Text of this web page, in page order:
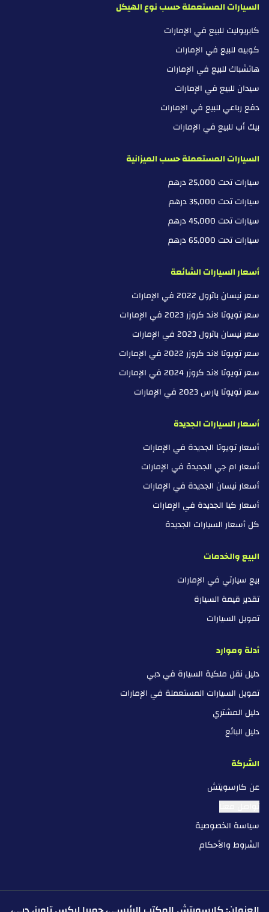
السيارات المستعملة حسب نوع الهيكل
كابريوليت للبيع في الإمارات
كوبيه للبيع في الإمارات
هاتشباك للبيع في الإمارات
سيدان للبيع في الإمارات
دفع رباعي للبيع في الإمارات
بيك أب للبيع في الإمارات
السيارات المستعملة حسب الميزانية
سيارات تحت 25,000 درهم
سيارات تحت 35,000 درهم
سيارات تحت 45,000 درهم
سيارات تحت 65,000 درهم
أسعار السيارات الشائعة
سعر نيسان باترول 2022 في الإمارات
سعر تويوتا لاند كروزر 2023 في الإمارات
سعر نيسان باترول 2023 في الإمارات
سعر تويوتا لاند كروزر 2022 في الإمارات
سعر تويوتا لاند كروزر 2024 في الإمارات
سعر تويوتا يارس 2023 في الإمارات
أسعار السيارات الجديدة
أسعار تويوتا الجديدة في الإمارات
أسعار ام جي الجديدة في الإمارات
أسعار نيسان الجديدة في الإمارات
أسعار كيا الجديدة في الإمارات
كل أسعار السيارات الجديدة
البيع والخدمات
بيع سيارتي في الإمارات
تقدير قيمة السيارة
تمويل السيارات
أدلة وموارد
دليل نقل ملكية السيارة في دبي
تمويل السيارات المستعملة في الإمارات
دليل المشتري
دليل البائع
الشركة
عن كارسويتش
تواصل معنا
سياسة الخصوصية
الشروط والأحكام